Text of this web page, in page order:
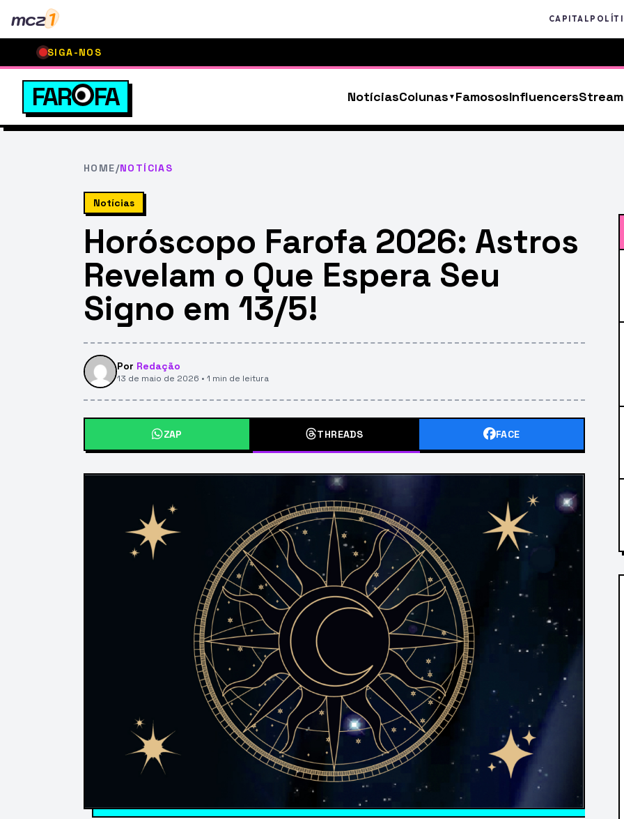
mcz1 CAPITAL
SIGA-NOS
FAR FA NotíciasColunas FamososInfluencers
HOME/NOTÍCIAS
Notícias
Horóscopo Farofa 2026: Astros
Revelam o Que Espera Seu
Signo em 13/5!
Por Redação
13 de maio de 2026 • 1 min de leitura
ZAP THREADS FACE